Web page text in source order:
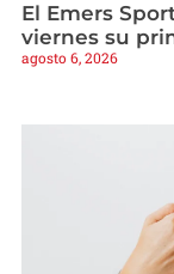
El Emers
viernes su
agosto 6, 2026